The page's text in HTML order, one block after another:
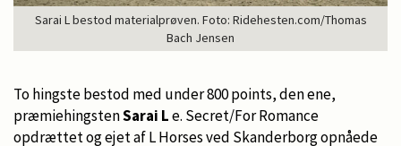
Sarai L bestod materialprøven. Foto: Ridehesten.com/Thomas
Bach Jensen
To hingste bestod med under 800 points, den ene,
præmiehingstenSarai Le. Secret/For Romance
opdrættet og ejet af L Horses ved Skanderborg opnåede